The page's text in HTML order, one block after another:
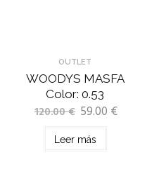
OUTLET
WOODYS MASFA
Color: 0.53
120.00€ 59.00 €
Leer más